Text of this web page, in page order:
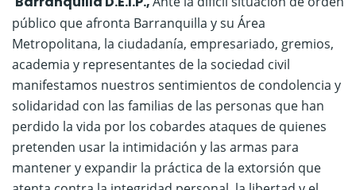
público que afronta Barranquilla y su Área
Metropolitana, la ciudadanía, empresariado, gremios,
academia y representantes de la sociedad civil
manifestamos nuestros sentimientos de condolencia y
solidaridad con las familias de las personas que han
perdido la vida por los cobardes ataques de quienes
pretenden usar la intimidación y las armas para
mantener y expandir la práctica de la extorsión que